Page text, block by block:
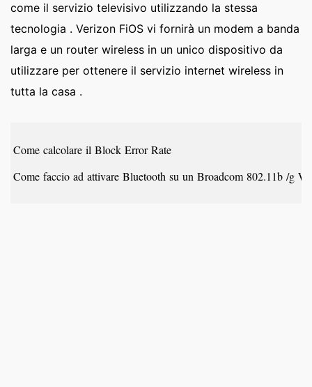
come il servizio televisivo utilizzando la stessa
tecnologia . Verizon FiOS vi fornirà un modem a banda
larga e un router wireless in un unico dispositivo da
utilizzare per ottenere il servizio internet wireless in
tutta la casa .
Come calcolare il Block Error Rate
Come faccio ad attivare Bluetooth su un Broadcom 802.11b /g